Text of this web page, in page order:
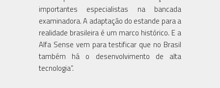
importantes especialistas na bancada
examinadora. A adaptação do estande para a
realidade brasileira é um marco histórico. E a
Alfa Sense vem para testificar que no Brasil
também há o desenvolvimento de alta
tecnologia”.